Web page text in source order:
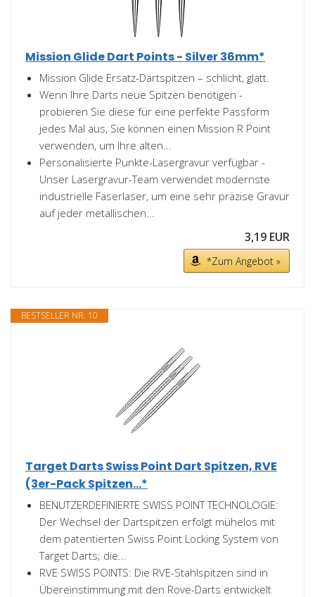
Mission Glide Dart Points - Silver 36mm*
Mission Glide Ersatz-Dartspitzen – schlicht, glatt.
Wenn Ihre Darts neue Spitzen benötigen -
probieren Sie diese für eine perfekte Passform
jedes Mal aus, Sie können einen Mission R Point
verwenden, um Ihre alten...
Personalisierte Punkte-Lasergravur verfügbar -
Unser Lasergravur-Team verwendet modernste
industrielle Faserlaser, um eine sehr präzise Gravur
auf jeder metallischen...
3,19 EUR
*Zum Angebot »
BESTSELLER NR. 10
Target Darts Swiss Point Dart Spitzen, RVE
(3er-Pack Spitzen...*
BENUTZERDEFINIERTE SWISS POINT TECHNOLOGIE:
Der Wechsel der Dartspitzen erfolgt mühelos mit
dem patentierten Swiss Point Locking System von
Target Darts; die...
RVE SWISS POINTS: Die RVE-Stahlspitzen sind in
Übereinstimmung mit den Rove-Darts entwickelt